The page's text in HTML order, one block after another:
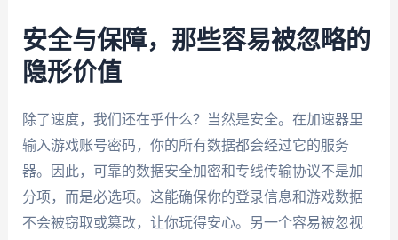
安全与保障，那些容易被忽略的
隐形价值
除了速度，我们还在乎什么？当然是安全。在加速器里
输入游戏账号密码，你的所有数据都会经过它的服务
器。因此，可靠的数据安全加密和专线传输协议不是加
分项，而是必选项。这能确保你的登录信息和游戏数据
不会被窃取或篡改，让你玩得安心。另一个容易被忽视